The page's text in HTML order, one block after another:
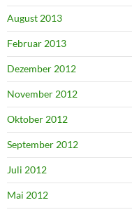
August 2013
Februar 2013
Dezember 2012
November 2012
Oktober 2012
September 2012
Juli 2012
Mai 2012